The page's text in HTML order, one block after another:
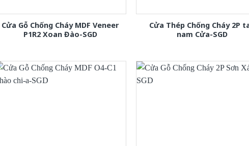
Cửa Gỗ Chống Cháy MDF Veneer
P1R2 Xoan Đào-SGD
Cửa Thép Chống Cháy 2P
nam Cửa-SGD